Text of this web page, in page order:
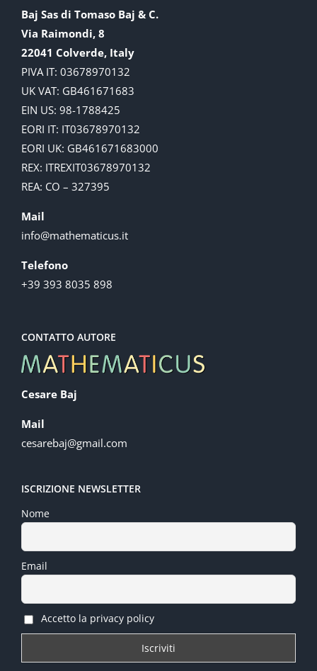
Baj Sas di Tomaso Baj & C.
Via Raimondi, 8
22041 Colverde, Italy
PIVA IT: 03678970132
UK VAT: GB461671683
EIN US: 98-1788425
EORI IT: IT03678970132
EORI UK: GB461671683000
REX: ITREXIT03678970132
REA: CO – 327395
Mail
info@mathematicus.it
Telefono
+39 393 8035 898
CONTATTO AUTORE
Cesare Baj
Mail
cesarebaj@gmail.com
ISCRIZIONE NEWSLETTER
Nome
Email
Accetto la privacy policy